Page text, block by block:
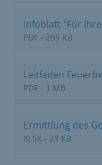
Infoblatt "Für
PDF - 295 KB
Leitfaden
PDF - 1 MB
Ermittlung des
XLSX - 23 KB